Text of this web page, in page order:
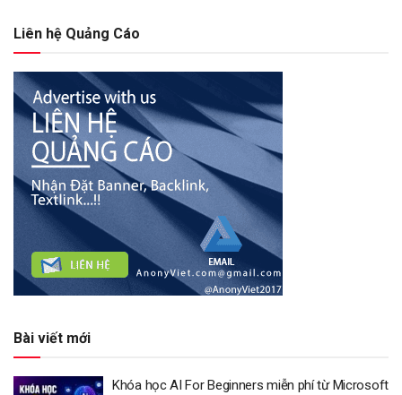
Liên hệ Quảng Cáo
Bài viết mới
Khóa học AI For Beginners miễn phí từ Microsoft